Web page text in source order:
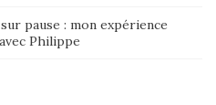
pause : mon expérience
avec Philippe